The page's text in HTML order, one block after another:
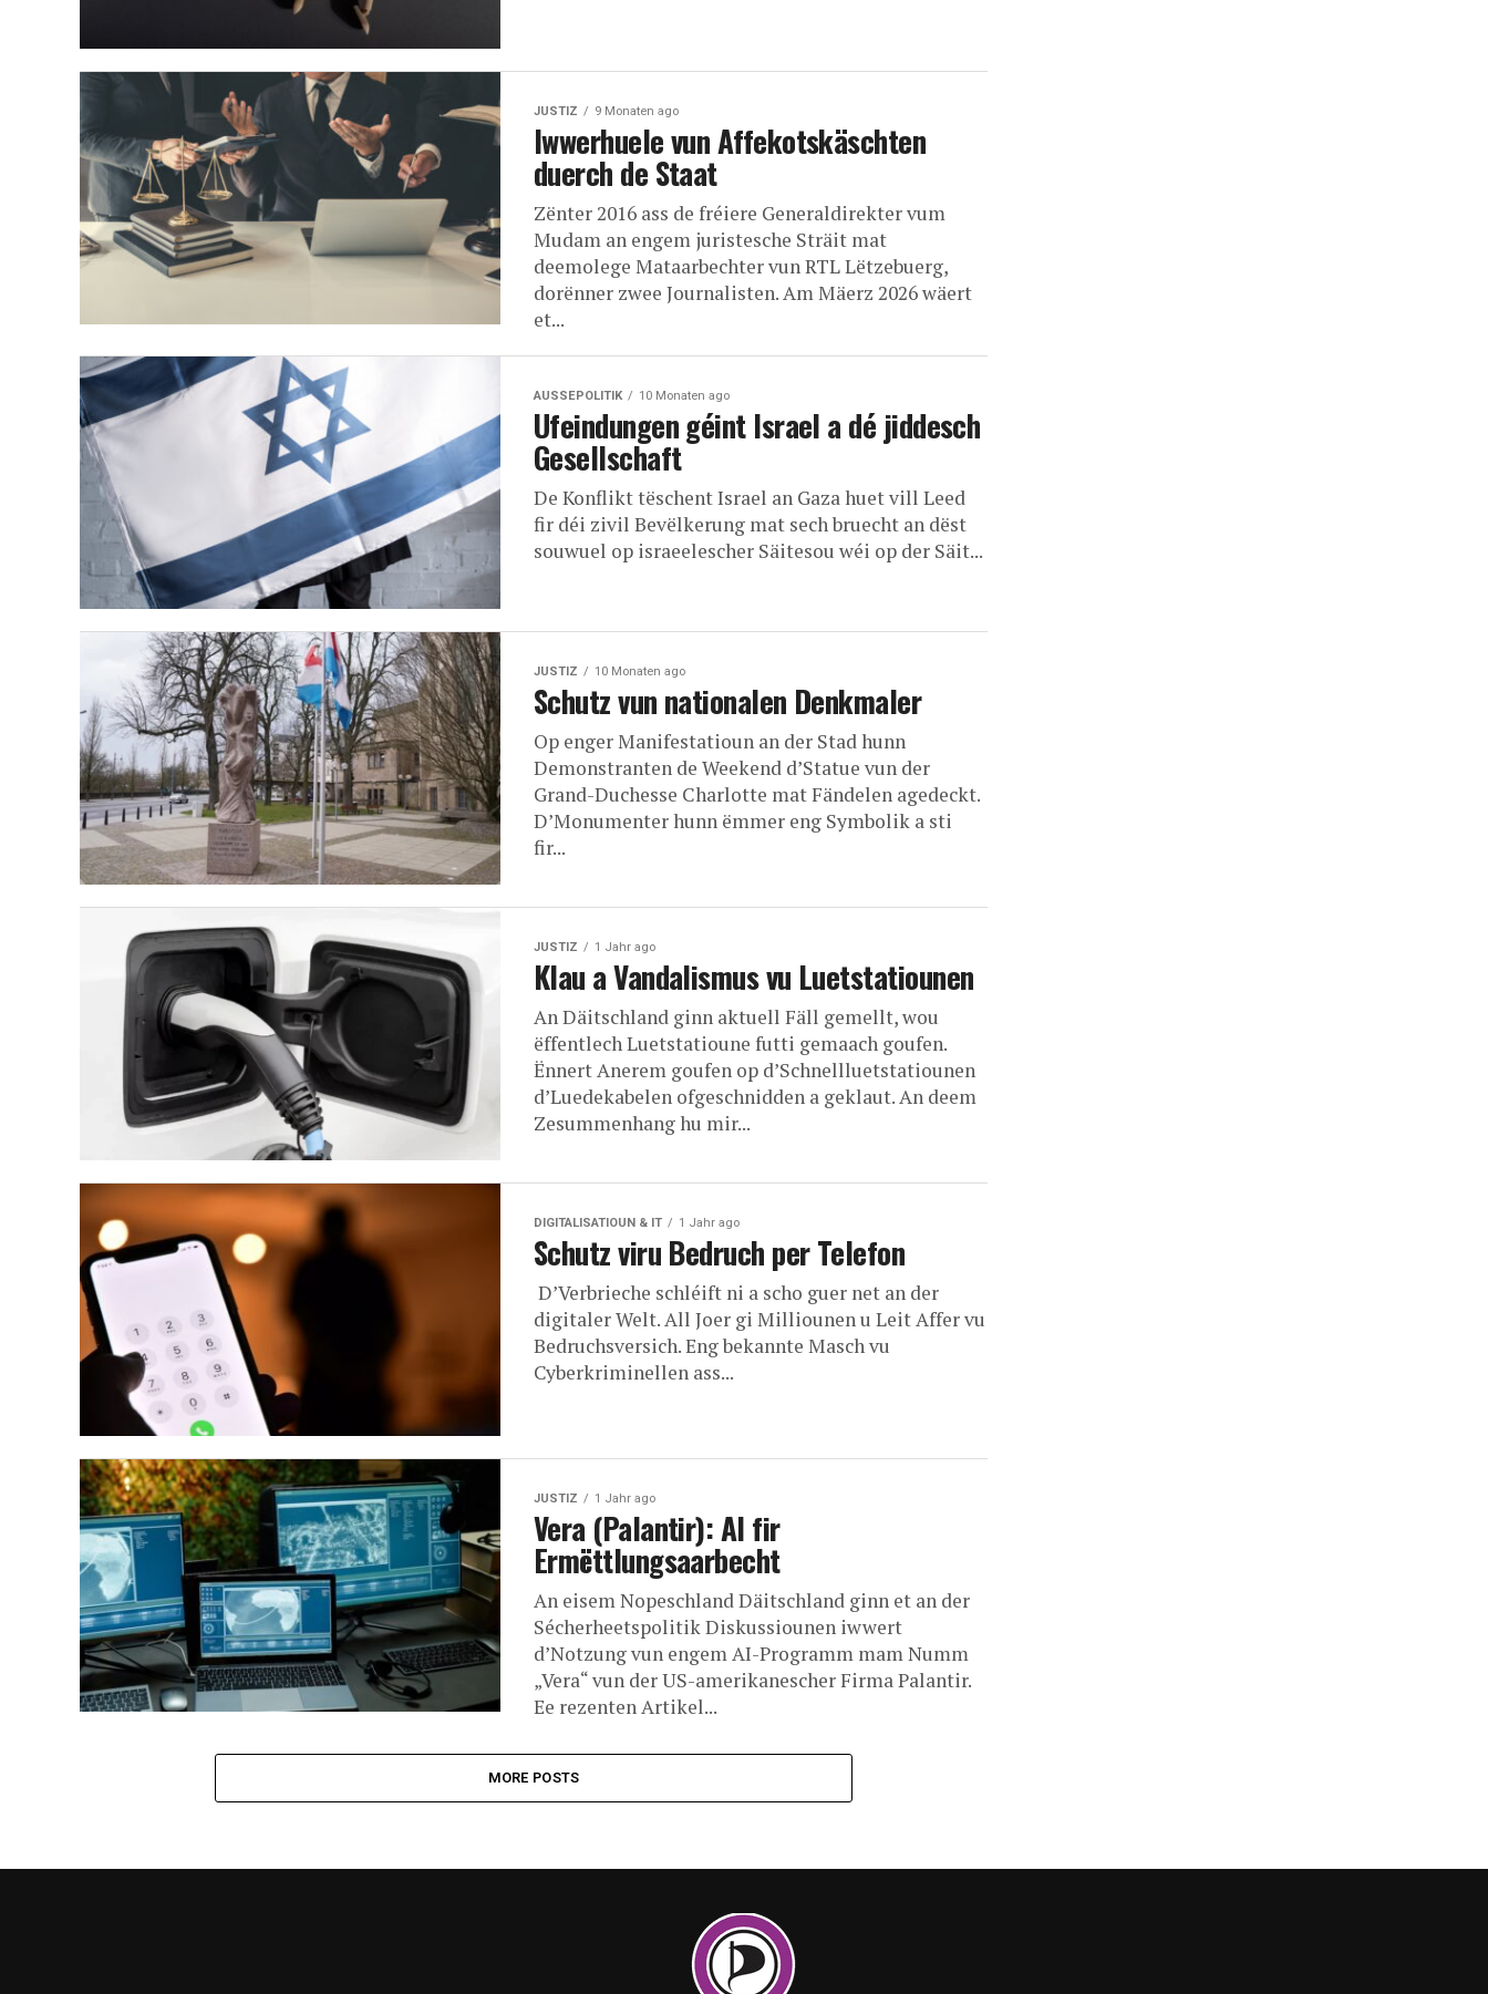
JUSTIZ 9 Monaten ago
Iwwerhuele vun Affekotskäschten
duerch de Staat
Zënter 2016 ass de fréiere Generaldirekter vum
Mudam an engem juristesche Sträit mat
deemolege Mataarbechter vun RTL Lëtzebuerg,
dorënner zwee Journalisten. Am Mäerz 2026 wäert
et...
AUSSEPOLITIK 10 Monaten ago
Ufeindungen géint Israel a dé jiddesch
Gesellschaft
De Konflikt tëschent Israel an Gaza huet vill Leed
fir déi zivil Bevëlkerung mat sech bruecht an dëst
souwuel op israeelescher Säitesou wéi op der Säit...
JUSTIZ 10 Monaten ago
Schutz vun nationalen Denkmaler
Op enger Manifestatioun an der Stad hunn
Demonstranten de Weekend d’Statue vun der
Grand-Duchesse Charlotte mat Fändelen agedeckt.
D’Monumenter hunn ëmmer eng Symbolik a sti
fir...
JUSTIZ 1 Jahr ago
Klau a Vandalismus vu Luetstatiounen
An Däitschland ginn aktuell Fäll gemellt, wou
ëffentlech Luetstatioune futti gemaach goufen.
Ënnert Anerem goufen op d’Schnellluetstatiounen
d’Luedekabelen ofgeschnidden a geklaut. An deem
Zesummenhang hu mir...
DIGITALISATIOUN & IT 1 Jahr ago
Schutz viru Bedruch per Telefon
D’Verbrieche schléift ni a scho guer net an der
digitaler Welt. All Joer gi Milliounen u Leit Affer vu
Bedruchsversich. Eng bekannte Masch vu
Cyberkriminellen ass...
JUSTIZ 1 Jahr ago
Vera (Palantir): AI fir
Ermëttlungsaarbecht
An eisem Nopeschland Däitschland ginn et an der
Sécherheetspolitik Diskussiounen iwwert
d’Notzung vun engem AI-Programm mam Numm
„Vera“ vun der US-amerikanescher Firma Palantir.
Ee rezenten Artikel...
MORE POSTS